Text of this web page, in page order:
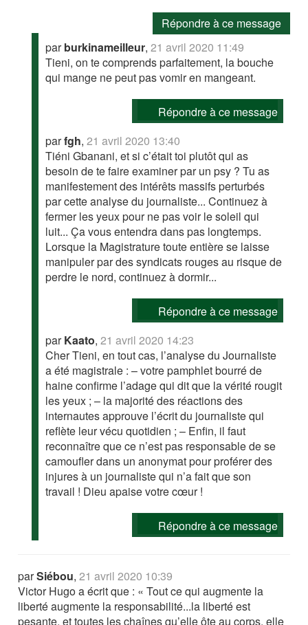
Répondre à ce message
parburkinameilleur,21 avril 2020 11:49
Tieni, on te comprends parfaitement, la bouche
qui mange ne peut pas vomir en mangeant.
Répondre à ce message
parfgh,21 avril 2020 13:40
Tiéni Gbanani, et si c’était toi plutôt qui as
besoin de te faire examiner par un psy ? Tu as
manifestement des intérêts massifs perturbés
par cette analyse du journaliste... Continuez à
fermer les yeux pour ne pas voir le soleil qui
luit... Ça vous entendra dans pas longtemps.
Lorsque la Magistrature toute entière se laisse
manipuler par des syndicats rouges au risque de
perdre le nord, continuez à dormir...
Répondre à ce message
parKaato,21 avril 2020 14:23
Cher Tieni, en tout cas, l’analyse du Journaliste
a été magistrale : – votre pamphlet bourré de
haine confirme l’adage qui dit que la vérité rougit
les yeux ; – la majorité des réactions des
internautes approuve l’écrit du journaliste qui
reflète leur vécu quotidien ; – Enfin, il faut
reconnaître que ce n’est pas responsable de se
camoufler dans un anonymat pour proférer des
injures à un journaliste qui n’a fait que son
travail ! Dieu apaise votre cœur !
Répondre à ce message
parSiébou,21 avril 2020 10:39
Victor Hugo a écrit que : « Tout ce qui augmente la
liberté augmente la responsabilité...la liberté est
pesante, et toutes les chaînes qu’elle ôte au corps, elle